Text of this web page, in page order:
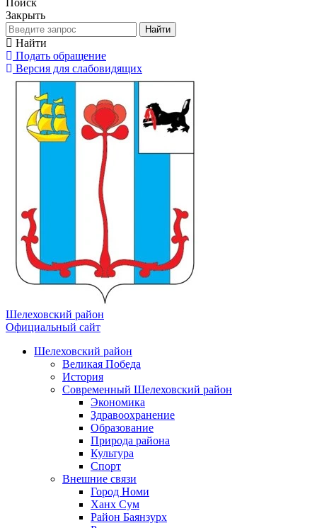
Закрыть
Найти
Найти
Подать обращение
Версия для слабовидящих
Шелеховский район
Официальный сайт
Шелеховский район
Великая Победа
История
Современный Шелеховский район
Экономика
Здравоохранение
Образование
Природа района
Культура
Спорт
Внешние связи
Город Номи
Ханх Сум
Район Баянзурх